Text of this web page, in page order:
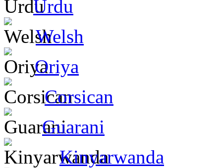
Urdu
Welsh
Oriya
Corsican
Guarani
Kinyarwanda